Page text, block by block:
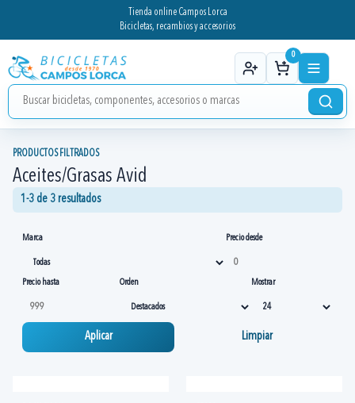
Tienda online Campos Lorca
Bicicletas, recambios y accesorios
0
PRODUCTOS FILTRADOS
Aceites/Grasas Avid
1-3 de 3 resultados
Marca Precio desde
Precio hasta Orden Mostrar
Aplicar Limpiar